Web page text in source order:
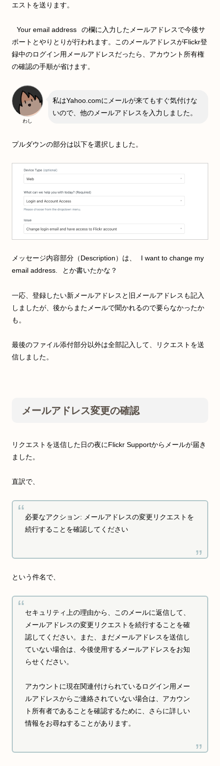
エストを送ります。
Your email address
の欄に入力したメールアドレスで今後サ
ポートとやりとりが行われます。このメールアドレスがFlickr登
録中のログイン用メールアドレスだったら、アカウント所有権
の確認の手順が省けます。
わし
私はYahoo.comにメールが来てもすぐ気付けな
いので、他のメールアドレスを入力しました。
プルダウンの部分は以下を選択しました。
メッセージ内容部分（Description）は、
I want to change my
email address.
とか書いたかな？
一応、登録したい新メールアドレスと旧メールアドレスも記入
しましたが、後からまたメールで聞かれるので要らなかったか
も。
最後のファイル添付部分以外は全部記入して、リクエストを送
信しました。
メールアドレス変更の確認
リクエストを送信した日の夜にFlickr Supportからメールが届き
ました。
直訳で、
必要なアクション: メールアドレスの変更リクエストを
続行することを確認してください
という件名で、
セキュリティ上の理由から、このメールに返信して、
メールアドレスの変更リクエストを続行することを確
認してください。また、まだメールアドレスを送信し
ていない場合は、今後使用するメールアドレスをお知
らせください。
アカウントに現在関連付けられているログイン用メー
ルアドレスからご連絡されていない場合は、アカウン
ト所有者であることを確認するために、さらに詳しい
情報をお尋ねすることがあります。